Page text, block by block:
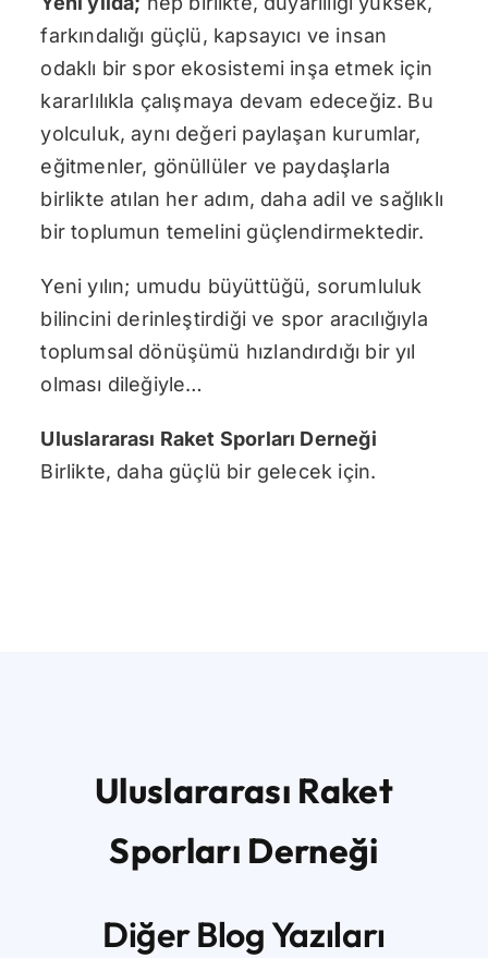
farkındalığı güçlü, kapsayıcı ve insan
odaklı bir spor ekosistemi inşa etmek için
kararlılıkla çalışmaya devam edeceğiz. Bu
yolculuk, aynı değeri paylaşan kurumlar,
eğitmenler, gönüllüler ve paydaşlarla
birlikte atılan her adım, daha adil ve sağlıklı
bir toplumun temelini güçlendirmektedir.
Yeni yılın; umudu büyüttüğü, sorumluluk
bilincini derinleştirdiği ve spor aracılığıyla
toplumsal dönüşümü hızlandırdığı bir yıl
olması dileğiyle…
Uluslararası Raket Sporları Derneği
Birlikte, daha güçlü bir gelecek için.
Uluslararası Raket
Sporları Derneği
Diğer Blog Yazıları